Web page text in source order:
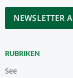
*
CAPTCHA
RUBRIKEN
See